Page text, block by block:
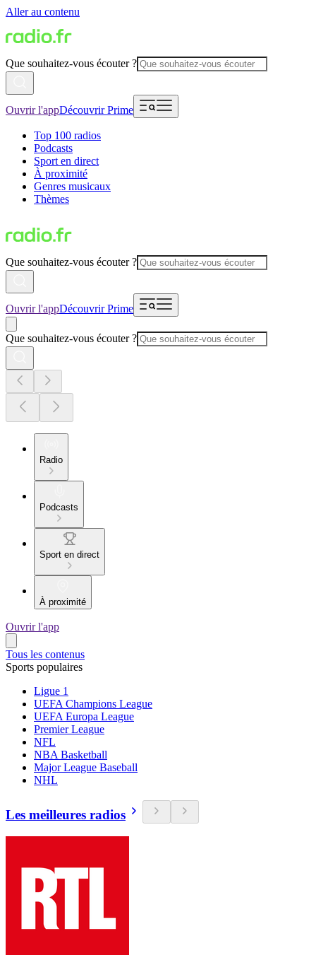
Aller au contenu
Que souhaitez-vous écouter ?
Ouvrir l'appDécouvrir Prime
Top 100 radios
Podcasts
Sport en direct
À proximité
Genres musicaux
Thèmes
Que souhaitez-vous écouter ?
Ouvrir l'appDécouvrir Prime
Que souhaitez-vous écouter ?
Radio
Podcasts
Sport en direct
À proximité
Ouvrir l'app
Tous les contenus
Sports populaires
Ligue 1
UEFA Champions League
UEFA Europa League
Premier League
NFL
NBA Basketball
Major League Baseball
NHL
Les meilleures radios